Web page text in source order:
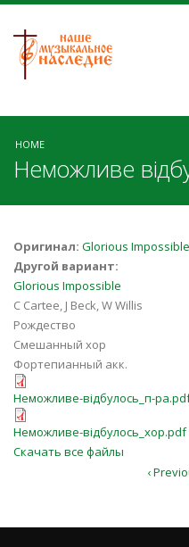
HOME
Неможливе
Оригинал: Glorious Impossible
Другой вариант:
Glorious Impossible
C Cartee, J Beck, W Willis
Рождество
Смешанный хор
Фортепианный акк.
Неможливе-
Неможливе-відбулось_п-
Неможливе-
Неможливе-відбулось_хор.pdf
Скачать все файлы
‹